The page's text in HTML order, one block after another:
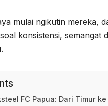
mulai ngikutin mereka,
konsistensi, semangat
FC Papua: Dari Timur